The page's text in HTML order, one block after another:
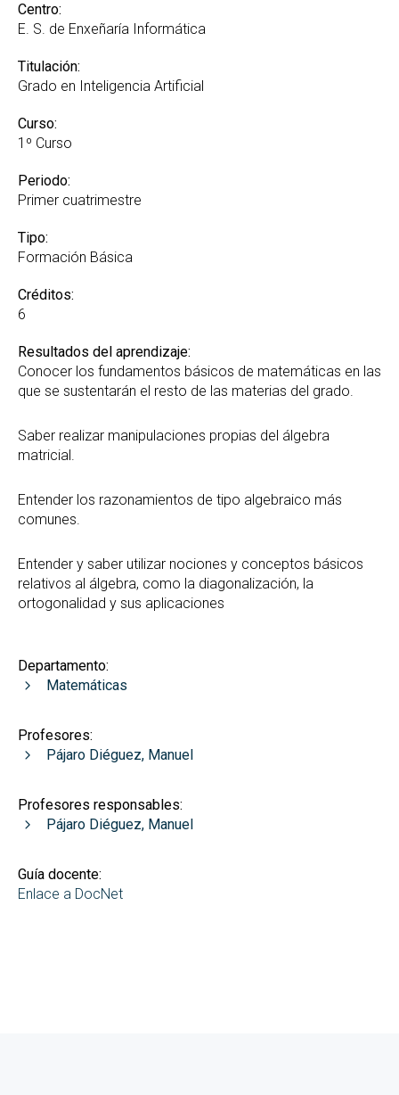
Centro:
E. S. de Enxeñaría Informática
Titulación:
Grado en Inteligencia Artificial
Curso:
1º Curso
Periodo:
Primer cuatrimestre
Tipo:
Formación Básica
Créditos:
6
Resultados del aprendizaje:
Conocer los fundamentos básicos de matemáticas en las
que se sustentarán el resto de las materias del grado.
Saber realizar manipulaciones propias del álgebra
matricial.
Entender los razonamientos de tipo algebraico más
comunes.
Entender y saber utilizar nociones y conceptos básicos
relativos al álgebra, como la diagonalización, la
ortogonalidad y sus aplicaciones
Departamento:
Matemáticas
Profesores:
Pájaro Diéguez, Manuel
Profesores responsables:
Pájaro Diéguez, Manuel
Guía docente:
Enlace a DocNet